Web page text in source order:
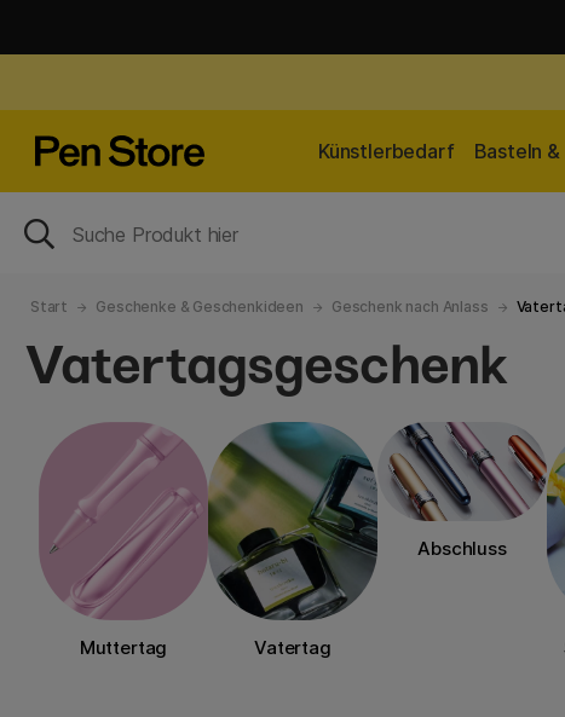
Künstlerbedarf Basteln
Start Geschenke & Geschenkideen Geschenk nach Anlass
Vatertagsgeschenk
Muttertag Vatertag
Abschluss